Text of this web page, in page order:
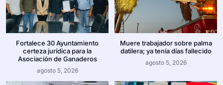
Fortalece 30 Ayuntamiento
certeza jurídica para la
Asociación de Ganaderos
agosto 5, 2026
Muere trabajador sobre palma
datilera; ya tenía días fallecido
agosto 5, 2026